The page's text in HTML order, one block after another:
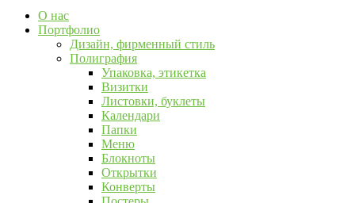
О нас
Портфолио
Дизайн, фирменный стиль
Полиграфия
Упаковка, этикетка
Визитки
Листовки, буклеты
Календари
Папки
Меню
Блокноты
Открытки
Конверты